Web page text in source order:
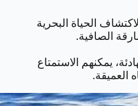
الحياة البحرية
الصافية.
يمكنهم الاستمتاع
العميقة.